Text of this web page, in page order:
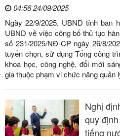
04:56 24/09/2025
Ngày 22/9/2025, UBND tỉnh ban
UBND về việc công bố thủ tục
số 231/2025/NĐ-CP ngày 26/8/
tuyển chọn, sử dụng Tổng công
khoa học, công nghệ, đổi mới
gia thuộc phạm vi chức năng quản
Nghị
quy
tiếng